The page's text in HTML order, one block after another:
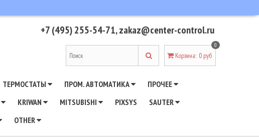
+7 (495) 255-54-71,zakaz@center-control.ru
Корзина:
0
0 руб
ТЕРМОСТАТЫ ПРОМ. АВТОМАТИКА
ПРОЧЕЕ
KRIWAN MITSUBISHI PIXSYS
SAUTER
OTHER